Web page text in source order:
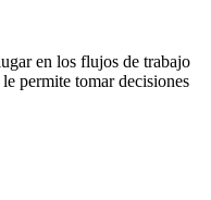
en los flujos de trabajo
permite tomar decisiones